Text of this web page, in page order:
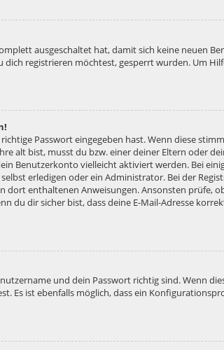
ausgeschaltet hat, damit sich keine neuen
registrieren möchtest, gesperrt wurden. Um
Passwort eingegeben hast. Wenn diese
alt bist, musst du bzw. einer deiner Eltern oder
Benutzerkonto vielleicht aktiviert werden. Bei
erledigen oder ein Administrator. Bei der
dort enthaltenen Anweisungen. Ansonsten prüfe,
du dir sicher bist, dass deine E-Mail-Adresse
und dein Passwort richtig sind. Wenn
Es ist ebenfalls möglich, dass ein